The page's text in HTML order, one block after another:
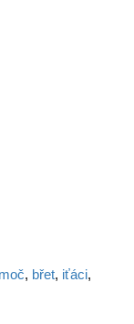
, břet, iťáci,